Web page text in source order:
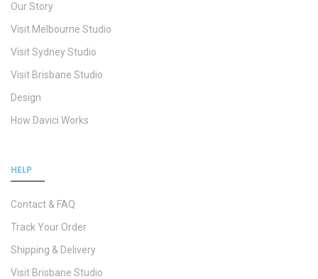
Our Story
Visit Melbourne Studio
Visit Sydney Studio
Visit Brisbane Studio
Design
How Davici Works
HELP
Contact & FAQ
Track Your Order
Shipping & Delivery
Visit Brisbane Studio